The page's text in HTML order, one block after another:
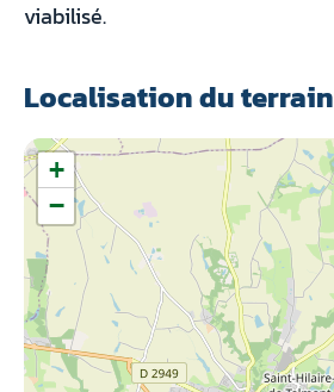
viabilisé.
Localisation du terrain
+
−